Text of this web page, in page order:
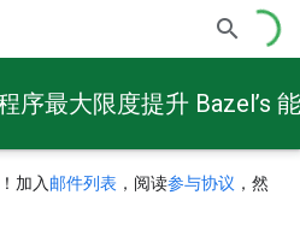
序最大限度提升 Bazel’s
加入 邮件列表 ，阅读参与协议 ，然